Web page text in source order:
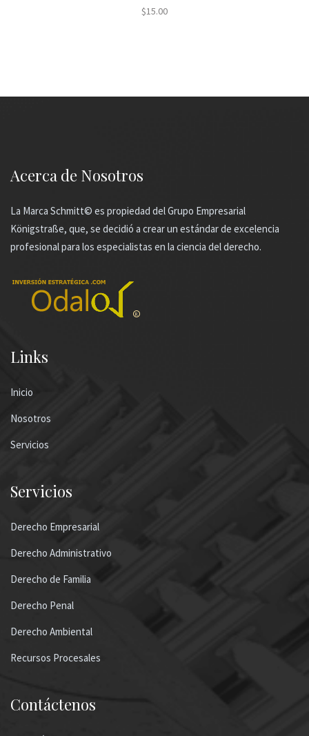
$15.00
Acerca de Nosotros
La Marca Schmitt© es propiedad del Grupo Empresarial
Königstraße, que, se decidió a crear un estándar de excelencia
profesional para los especialistas en la ciencia del derecho.
Links
Inicio
Nosotros
Servicios
Servicios
Derecho Empresarial
Derecho Administrativo
Derecho de Familia
Derecho Penal
Derecho Ambiental
Recursos Procesales
Contáctenos